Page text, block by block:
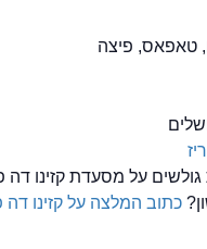
טאפאס, פיצה
גולשים על מסעדת קזינו
כתוב המלצה על קזינו דה